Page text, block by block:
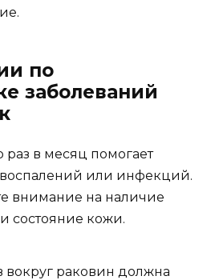
по
заболеваний
раз в месяц помогает
или инфекций.
внимание на наличие
состояние кожи.
вокруг раковин должна